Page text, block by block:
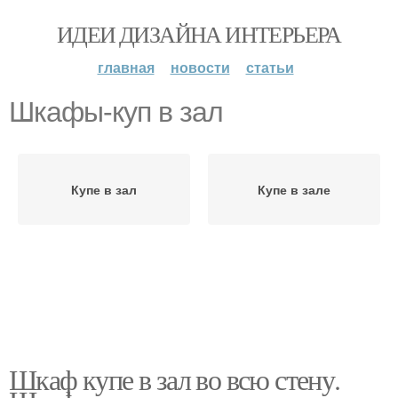
ИДЕИ ДИЗАЙНА ИНТЕРЬЕРА
главная новости статьи
Шкафы-куп в зал
Купе в зал Купе в зале
Шкаф купе в зал во всю стену.